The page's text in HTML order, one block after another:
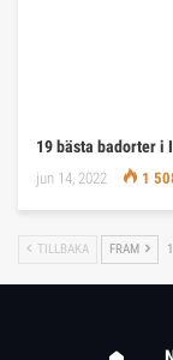
19 bästa badorter
jun 14, 2022 1
TILLBAKA FRAM